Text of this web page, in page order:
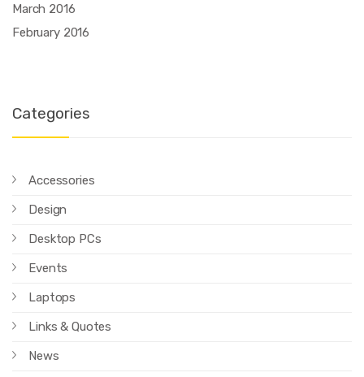
March 2016
February 2016
Categories
Accessories
Design
Desktop PCs
Events
Laptops
Links & Quotes
News